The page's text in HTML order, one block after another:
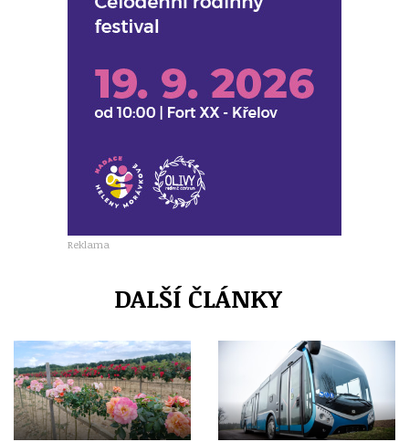
Reklama
DALŠÍ ČLÁNKY